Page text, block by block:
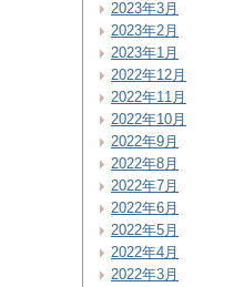
2023年3月
2023年2月
2023年1月
2022年12月
2022年11月
2022年10月
2022年9月
2022年8月
2022年7月
2022年6月
2022年5月
2022年4月
2022年3月